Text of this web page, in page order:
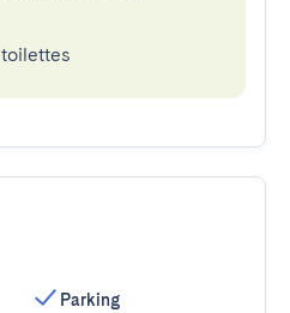
toilettes
Parking